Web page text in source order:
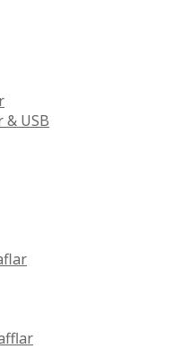
USB